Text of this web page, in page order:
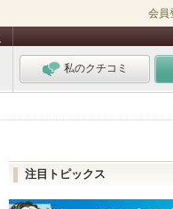
会員
私のクチコミ
注目トピックス